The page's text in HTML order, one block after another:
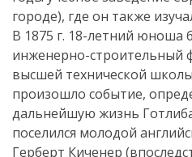
городе), где он также
В 1875 г. 18-летний юноша
инженерно-строительный
высшей технической
произошло событие,
дальнейшую жизнь
поселился молодой
Герберт Киченер